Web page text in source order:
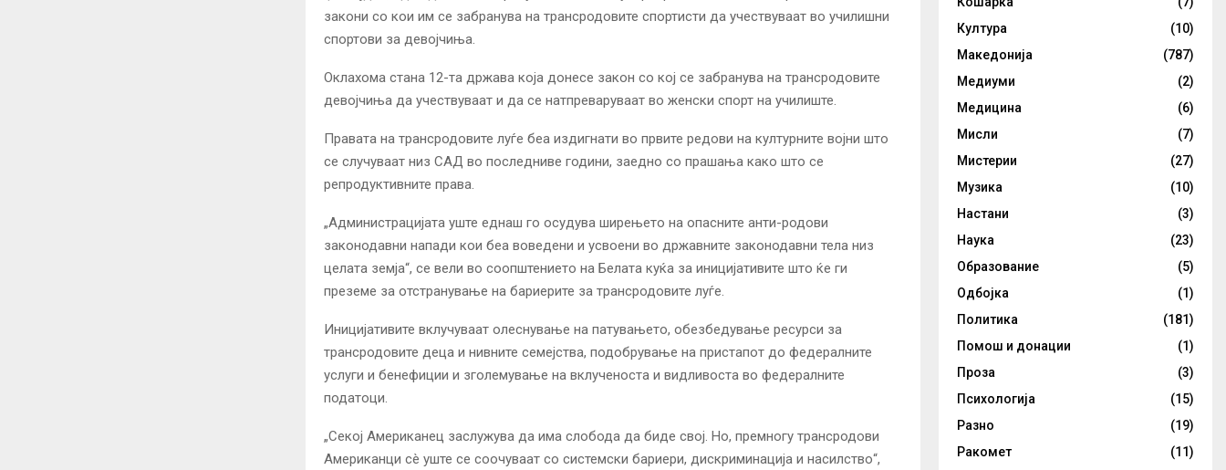
закони со кои им се забранува на трансродовите спортисти да учествуваат во училишни
спортови за девојчиња.
Оклахома стана 12-та држава која донесе закон со кој се забранува на трансродовите
девојчиња да учествуваат и да се натпреваруваат во женски спорт на училиште.
Правата на трансродовите луѓе беа издигнати во првите редови на културните војни што
се случуваат низ САД во последниве години, заедно со прашања како што се
репродуктивните права.
„Администрацијата уште еднаш го осудува ширењето на опасните анти-родови
законодавни напади кои беа воведени и усвоени во државните законодавни тела низ
целата земја“, се вели во соопштението на Белата куќа за иницијативите што ќе ги
преземе за отстранување на бариерите за трансродовите луѓе.
Иницијативите вклучуваат олеснување на патувањето, обезбедување ресурси за
трансродовите деца и нивните семејства, подобрување на пристапот до федералните
услуги и бенефиции и зголемување на вклученоста и видливоста во федералните
податоци.
„Секој Американец заслужува да има слобода да биде свој. Но, премногу трансродови
Американци сè уште се соочуваат со системски бариери, дискриминација и насилство“,
Култура
(10)
Македонија
(787)
Медиуми
(2)
Медицина
(6)
Мисли
(7)
Мистерии
(27)
Музика
(10)
Настани
(3)
Наука
(23)
Образование
(5)
Одбојка
(1)
Политика
(181)
Помош и донации
(1)
Проза
(3)
Психологија
(15)
Разно
(19)
Ракомет
(11)